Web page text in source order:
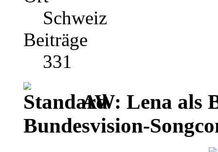
Schweiz
Beiträge
331
AW: Lena als
Bundesvision-